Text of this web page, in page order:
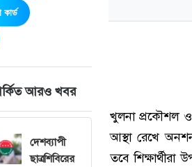
আরও খবর
দেশব্যাপী
ছাত্রশিবিরের
খুলনা প্রকৌশল ও
আস্থা রেখে
তবে শিক্ষার্থীরা